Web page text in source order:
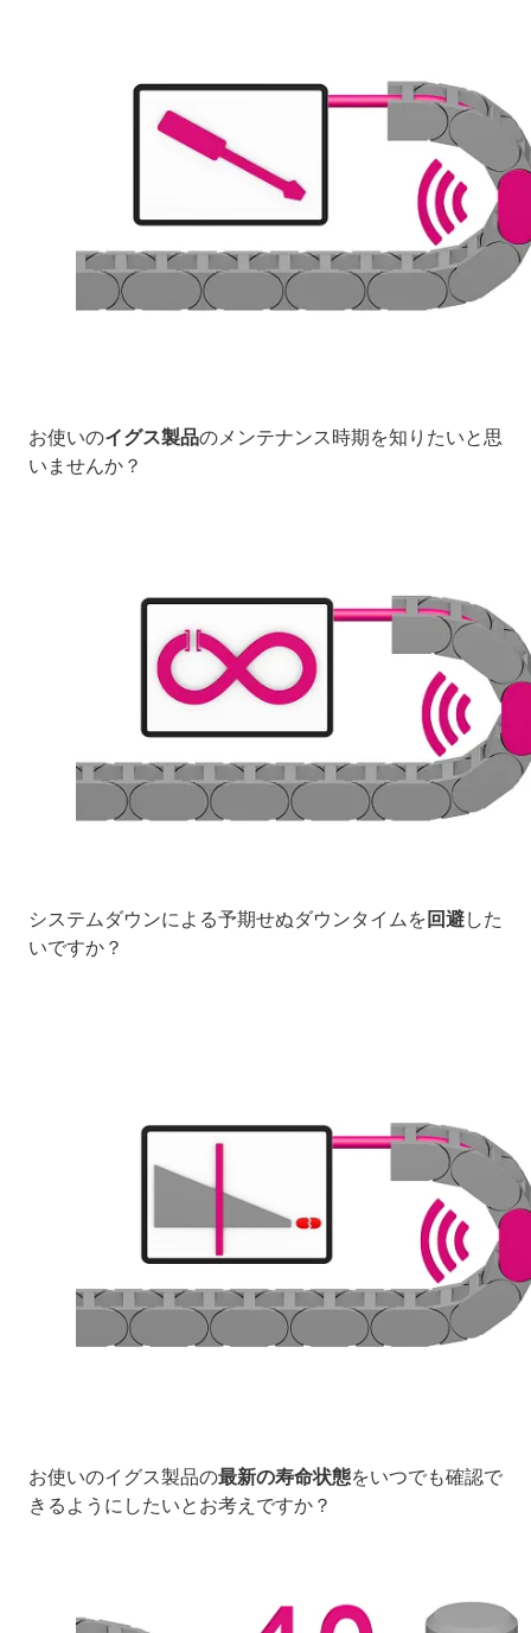
お使いのイグス製品のメンテナンス時期を知りたいと思
いませんか？
システムダウンによる予期せぬダウンタイムを 回避した
いですか？
お使いのイグス製品の最新の寿命状態をいつでも確認で
きるようにしたいとお考えですか？